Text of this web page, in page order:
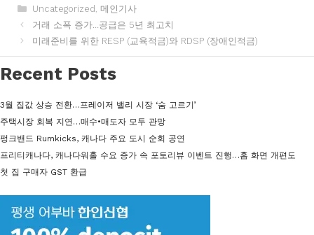
카
테
고
리
Uncategorized 메인기사
거래 소폭 증가…공급은 5년 최고치
미래준비를 위한 RESP (교육적금)와 RDSP (장애인적금)
Recent Posts
3월 집값 상승 전환…프레이저 밸리 시장 ‘숨 고르기’
주택시장 회복 지연…매수•매도자 모두 관망
펑크밴드 Rumkicks, 캐나다 주요 도시 순회 공연
프리티캐나다, 캐나다워홀 수요 증가 속 포토리뷰 이벤트 진행…홈 화면 개편도
첫 집 구매자 GST 환급